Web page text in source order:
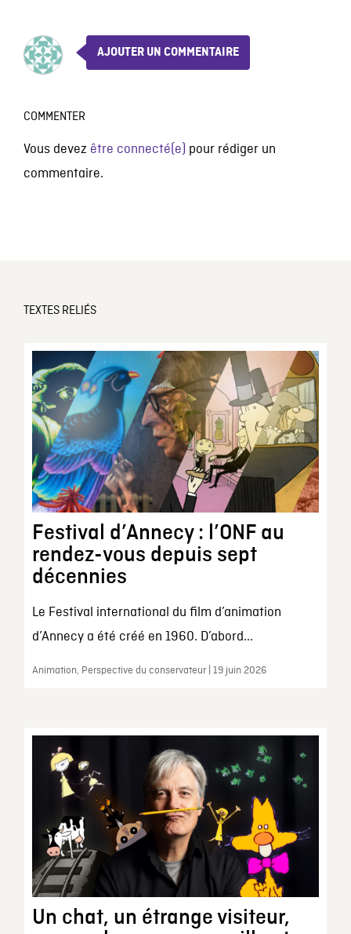
AJOUTER UN COMMENTAIRE
COMMENTER
Vous devez être connecté(e) pour rédiger un
commentaire.
TEXTES RELIÉS
Festival d’Annecy : l’ONF au
rendez-vous depuis sept
décennies
Le Festival international du film d’animation
d’Annecy a été créé en 1960. D’abord...
Animation, Perspective du conservateur | 19 juin 2026
Un chat, un étrange visiteur,